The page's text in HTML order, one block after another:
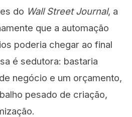
do Wall Street Journal, a
que a automação
poderia chegar ao final
é sedutora: bastaria
negócio e um orçamento,
pesado de criação,